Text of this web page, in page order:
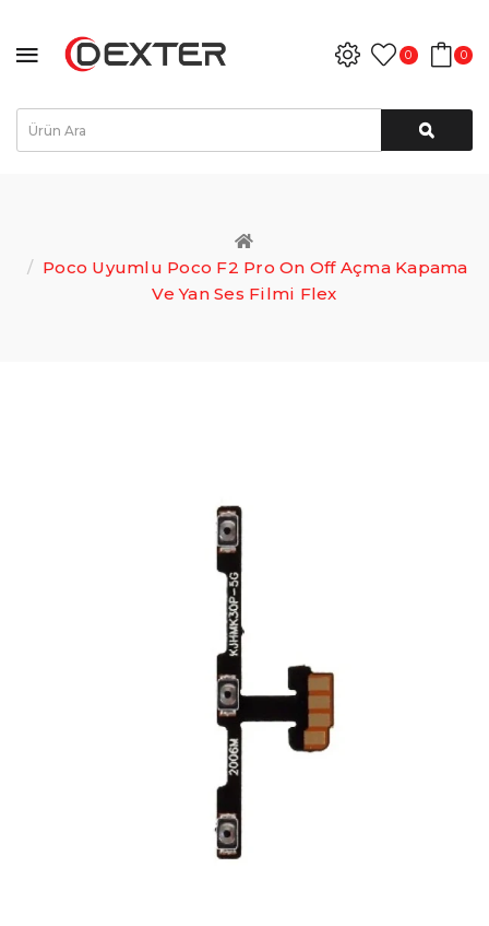
0 0
Poco Uyumlu Poco F2 Pro On Off Açma Kapama
Ve Yan Ses Filmi Flex